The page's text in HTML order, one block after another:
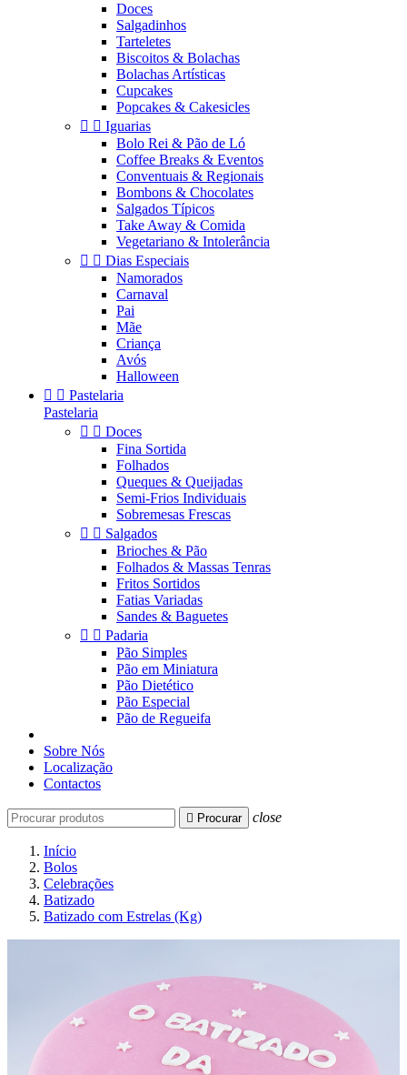
Doces
Salgadinhos
Tarteletes
Biscoitos & Bolachas
Bolachas Artísticas
Cupcakes
Popcakes & Cakesicles
  Iguarias
Bolo Rei & Pão de Ló
Coffee Breaks & Eventos
Conventuais & Regionais
Bombons & Chocolates
Salgados Típicos
Take Away & Comida
Vegetariano & Intolerância
  Dias Especiais
Namorados
Carnaval
Pai
Mãe
Criança
Avós
Halloween
  Pastelaria
Pastelaria
  Doces
Fina Sortida
Folhados
Queques & Queijadas
Semi-Frios Individuais
Sobremesas Frescas
  Salgados
Brioches & Pão
Folhados & Massas Tenras
Fritos Sortidos
Fatias Variadas
Sandes & Baguetes
  Padaria
Pão Simples
Pão em Miniatura
Pão Dietético
Pão Especial
Pão de Regueifa
Sobre Nós
Localização
Contactos
 Procurar close
Início
Bolos
Celebrações
Batizado
Batizado com Estrelas (Kg)